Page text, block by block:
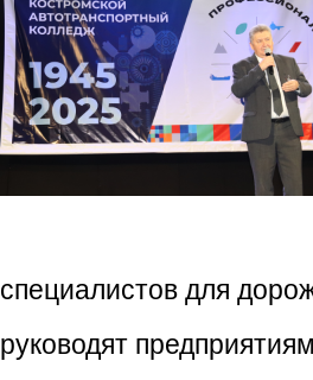
специалистов для
руководят